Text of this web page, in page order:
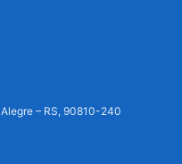
– RS, 90810-240